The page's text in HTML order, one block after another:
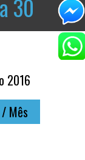
30
2016
Mês